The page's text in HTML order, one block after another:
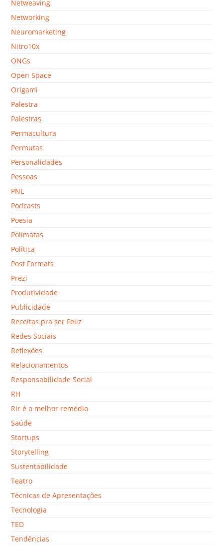
Netweaving
Networking
Neuromarketing
Nitro10x
ONGs
Open Space
Origami
Palestra
Palestras
Permacultura
Permutas
Personalidades
Pessoas
PNL
Podcasts
Poesia
Polímatas
Política
Post Formats
Prezi
Produtividade
Publicidade
Receitas pra ser Feliz
Redes Sociais
Reflexões
Relacionamentos
Responsabilidade Social
RH
Rir é o melhor remédio
Saúde
Startups
Storytelling
Sustentabilidade
Teatro
Técnicas de Apresentações
Tecnologia
TED
Tendências